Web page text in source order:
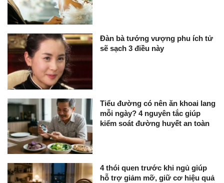
Đàn bà tướng vượng phu ích tử
sẽ sạch 3 điều này
Tiểu đường có nên ăn khoai lang
mỗi ngày? 4 nguyên tắc giúp
kiểm soát đường huyết an toàn
4 thói quen trước khi ngủ giúp
hỗ trợ giảm mỡ, giữ cơ hiệu quả